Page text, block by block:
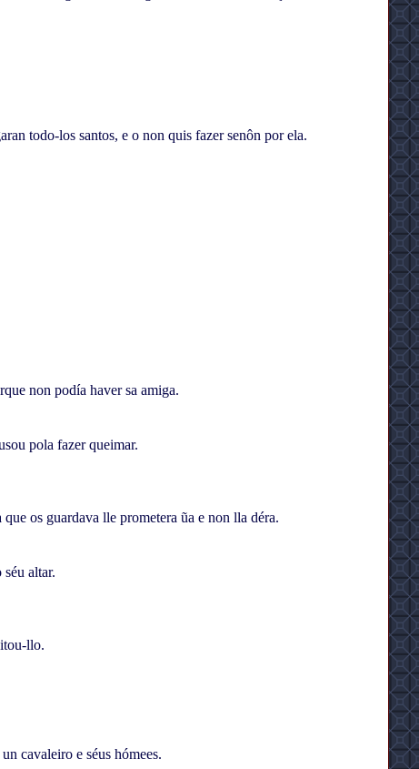
todo-los santos, e o non quis fazer senôn por ela.
non podía haver sa amiga.
pola fazer queimar.
os guardava lle prometera ũa e non lla déra.
altar.
llo.
cavaleiro e séus hómees.